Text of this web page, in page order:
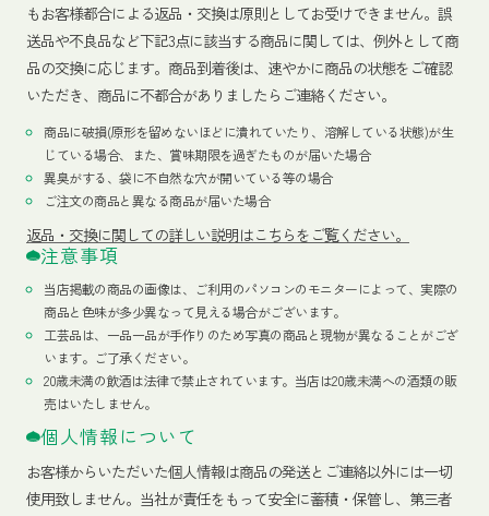
もお客様都合による返品・交換は原則としてお受けできません。誤
送品や不良品など下記3点に該当する商品に関しては、例外として商
品の交換に応じます。商品到着後は、速やかに商品の状態をご確認
いただき、商品に不都合がありましたらご連絡ください。
商品に破損(原形を留めないほどに潰れていたり、溶解している状態)が生
じている場合、また、賞味期限を過ぎたものが届いた場合
異臭がする、袋に不自然な穴が開いている等の場合
ご注文の商品と異なる商品が届いた場合
返品・交換に関しての詳しい説明はこちらをご覧ください。
注意事項
当店掲載の商品の画像は、ご利用のパソコンのモニターによって、実際の
商品と色味が多少異なって見える場合がございます。
工芸品は、一品一品が手作りのため写真の商品と現物が異なることがござ
います。ご了承ください。
20歳未満の飲酒は法律で禁止されています。当店は20歳未満への酒類の販
売はいたしません。
個人情報について
お客様からいただいた個人情報は商品の発送とご連絡以外には一切
使用致しません。当社が責任をもって安全に蓄積・保管し、第三者